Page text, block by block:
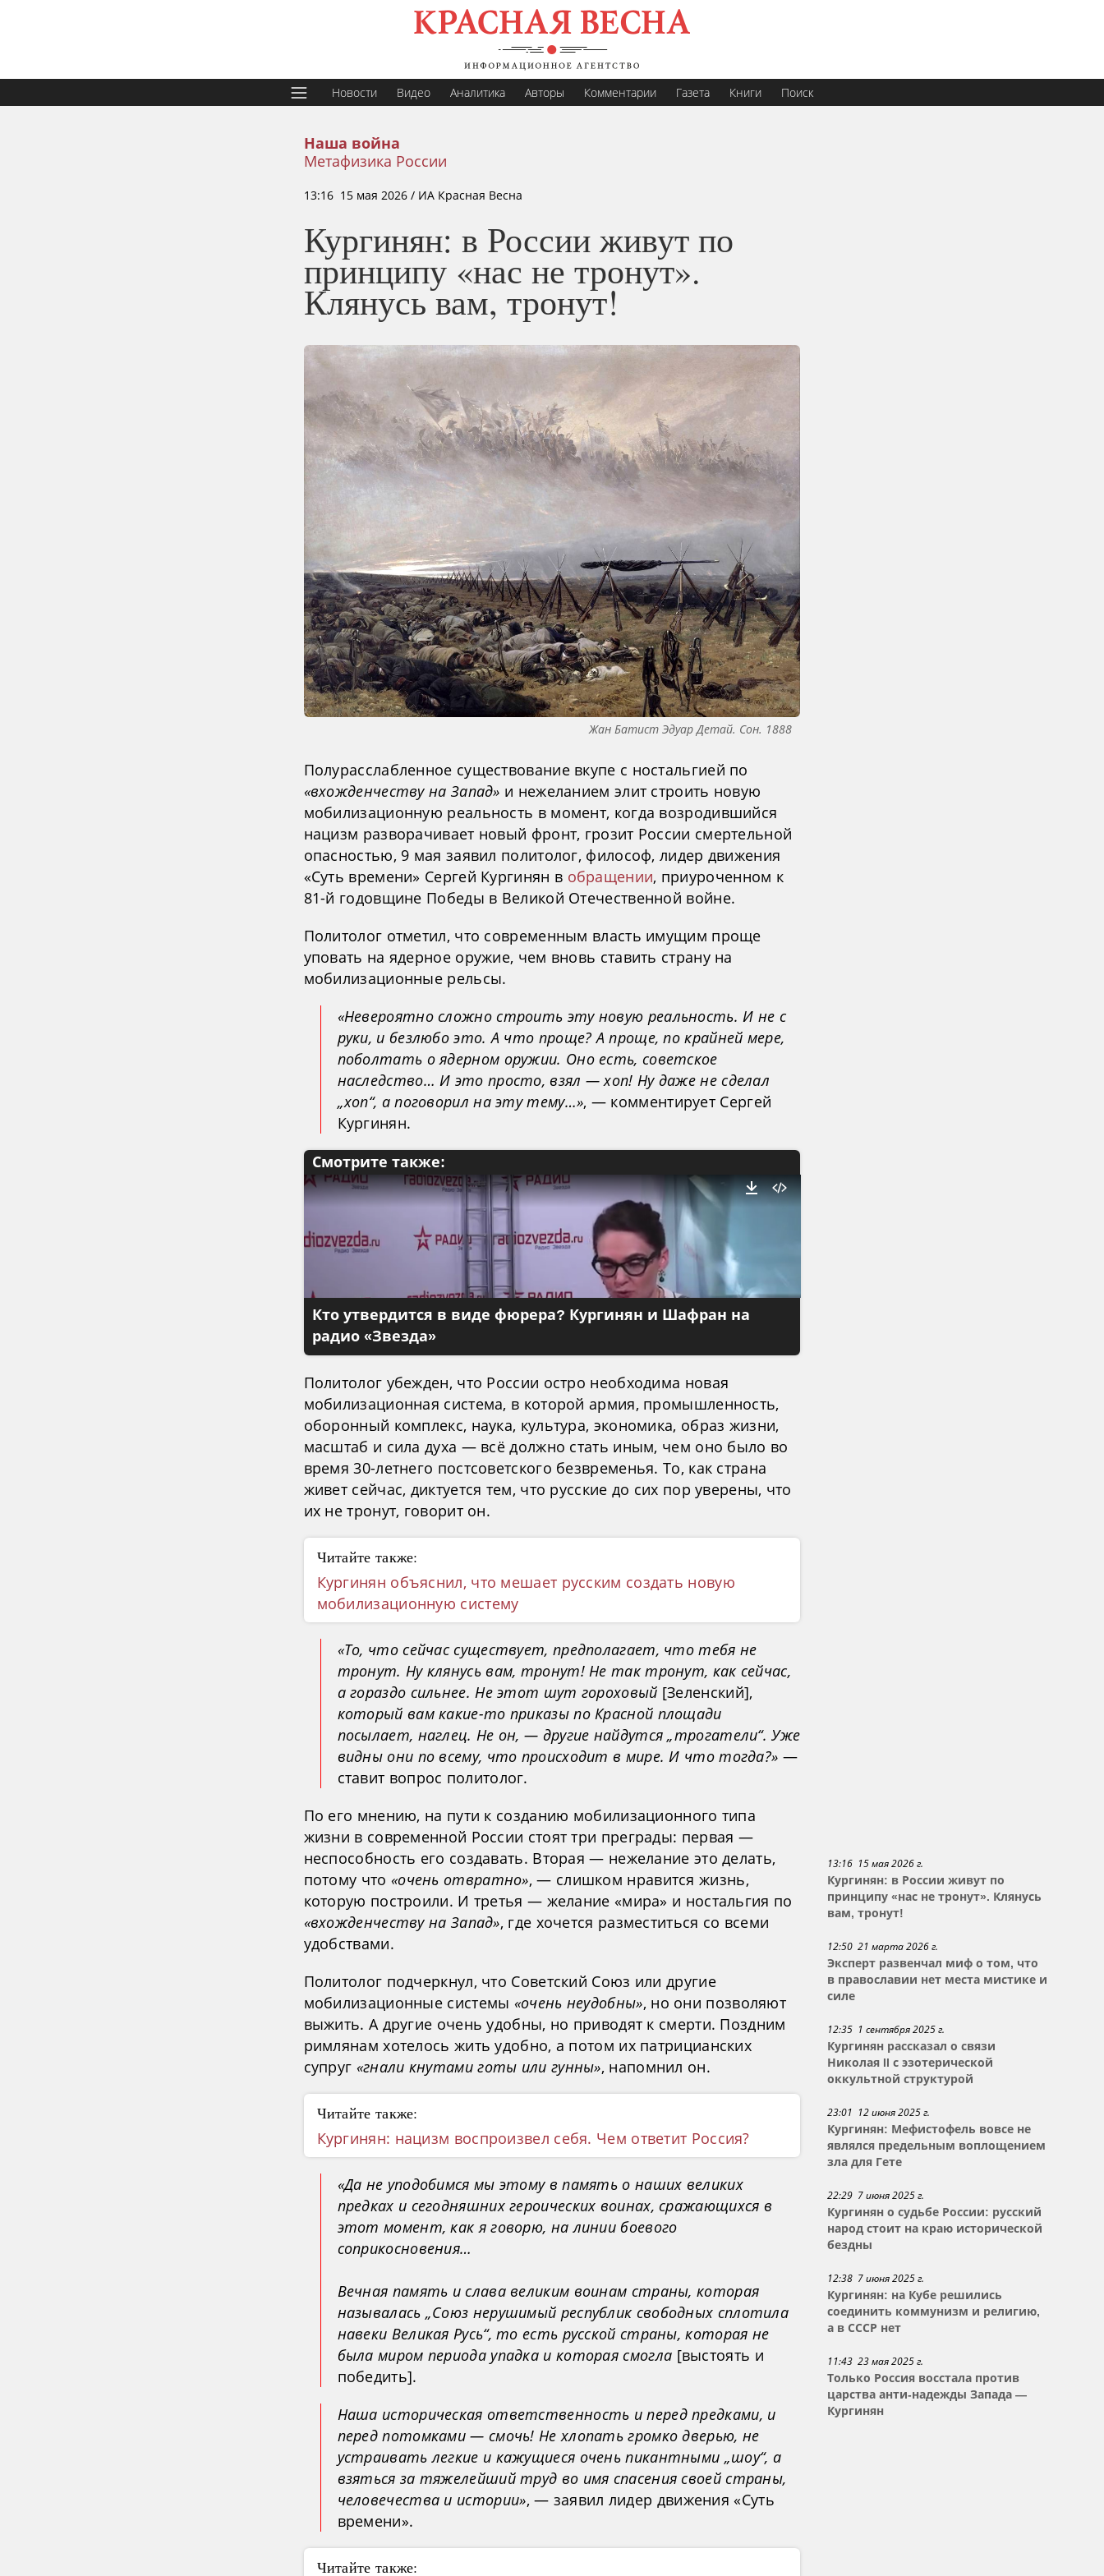
Новости Видео Аналитика Авторы Комментарии Газета Книги Поиск
Наша война
Метафизика России
13:16 15 мая 2026 / ИА Красная Весна
Кургинян: в России живут по
принципу «нас не тронут».
Клянусь вам, тронут!
Жан Батист Эдуар Детай. Сон. 1888
Полурасслабленное существование вкупе с ностальгией по
«вхожденчеству на Запад» и нежеланием элит строить новую
мобилизационную реальность в момент, когда возродившийся
нацизм разворачивает новый фронт, грозит России смертельной
опасностью, 9 мая заявил политолог, философ, лидер движения
«Суть времени» Сергей Кургинян в обращении, приуроченном к
81-й годовщине Победы в Великой Отечественной войне.
Политолог отметил, что современным власть имущим проще
уповать на ядерное оружие, чем вновь ставить страну на
мобилизационные рельсы.
«Невероятно сложно строить эту новую реальность. И не с
руки, и безлюбо это. А что проще? А проще, по крайней мере,
поболтать о ядерном оружии. Оно есть, советское
наследство… И это просто, взял — хоп! Ну даже не сделал
„хоп“, а поговорил на эту тему…», — комментирует Сергей
Кургинян.
Смотрите также:
Кто утвердится в виде фюрера? Кургинян и Шафран на
радио «Звезда»
Политолог убежден, что России остро необходима новая
мобилизационная система, в которой армия, промышленность,
оборонный комплекс, наука, культура, экономика, образ жизни,
масштаб и сила духа — всё должно стать иным, чем оно было во
время 30-летнего постсоветского безвременья. То, как страна
живет сейчас, диктуется тем, что русские до сих пор уверены, что
их не тронут, говорит он.
Читайте также:
Кургинян объяснил, что мешает русским создать новую
мобилизационную систему
«То, что сейчас существует, предполагает, что тебя не
тронут. Ну клянусь вам, тронут! Не так тронут, как сейчас,
а гораздо сильнее. Не этот шут гороховый [Зеленский],
который вам какие-то приказы по Красной площади
посылает, наглец. Не он, — другие найдутся „трогатели“. Уже
видны они по всему, что происходит в мире. И что тогда?» —
ставит вопрос политолог.
По его мнению, на пути к созданию мобилизационного типа
жизни в современной России стоят три преграды: первая —
неспособность его создавать. Вторая — нежелание это делать,
потому что «очень отвратно», — слишком нравится жизнь,
которую построили. И третья — желание «мира» и ностальгия по
«вхожденчеству на Запад», где хочется разместиться со всеми
удобствами.
Политолог подчеркнул, что Советский Союз или другие
мобилизационные системы «очень неудобны», но они позволяют
выжить. А другие очень удобны, но приводят к смерти. Поздним
римлянам хотелось жить удобно, а потом их патрицианских
супруг «гнали кнутами готы или гунны», напомнил он.
Читайте также:
Кургинян: нацизм воспроизвел себя. Чем ответит Россия?
«Да не уподобимся мы этому в память о наших великих
предках и сегодняшних героических воинах, сражающихся в
этот момент, как я говорю, на линии боевого
соприкосновения…
Вечная память и слава великим воинам страны, которая
называлась „Союз нерушимый республик свободных сплотила
навеки Великая Русь“, то есть русской страны, которая не
была миром периода упадка и которая смогла [выстоять и
победить].
Наша историческая ответственность и перед предками, и
перед потомками — смочь! Не хлопать громко дверью, не
устраивать легкие и кажущиеся очень пикантными „шоу“, а
взяться за тяжелейший труд во имя спасения своей страны,
человечества и истории», — заявил лидер движения «Суть
времени».
Читайте также:
13:16 15 мая 2026 г.
Кургинян: в России живут по
принципу «нас не тронут». Клянусь
вам, тронут!
12:50 21 марта 2026 г.
Эксперт развенчал миф о том, что
в православии нет места мистике и
силе
12:35 1 сентября 2025 г.
Кургинян рассказал о связи
Николая II с эзотерической
оккультной структурой
23:01 12 июня 2025 г.
Кургинян: Мефистофель вовсе не
являлся предельным воплощением
зла для Гете
22:29 7 июня 2025 г.
Кургинян о судьбе России: русский
народ стоит на краю исторической
бездны
12:38 7 июня 2025 г.
Кургинян: на Кубе решились
соединить коммунизм и религию,
а в СССР нет
11:43 23 мая 2025 г.
Только Россия восстала против
царства анти-надежды Запада —
Кургинян